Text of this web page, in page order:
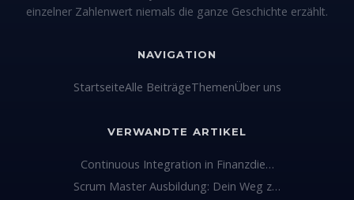
einzelner Zahlenwert niemals die ganze Geschichte erzählt.
NAVIGATION
StartseiteAlle BeiträgeThemenÜber uns
VERWANDTE ARTIKEL
Continuous Integration in Finanzdie…
Scrum Master Ausbildung: Dein Weg z…